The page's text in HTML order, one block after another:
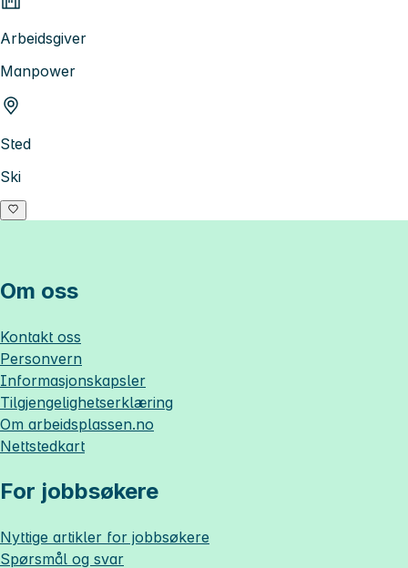
Arbeidsgiver
Manpower
Sted
Ski
Om oss
Kontakt oss
Personvern
Informasjonskapsler
Tilgjengelighetserklæring
Om arbeidsplassen.no
Nettstedkart
For jobbsøkere
Nyttige artikler for jobbsøkere
Spørsmål og svar